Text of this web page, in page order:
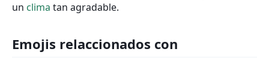
un clima tan agradable.
Emojis relaccionados con